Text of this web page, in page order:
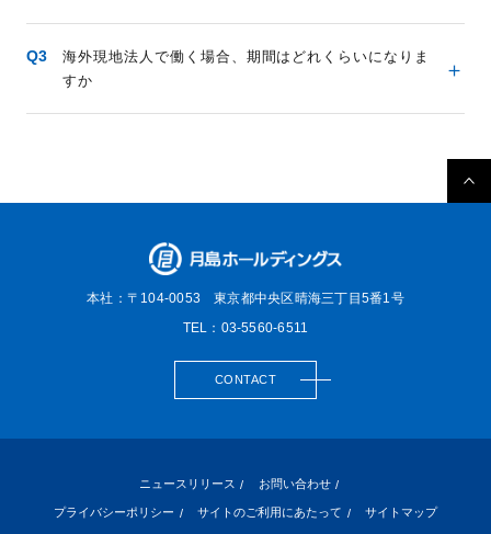
海外現地法人で働く場合、期間はどれくらいになりま
すか
本社：〒104-0053東京都中央区晴海三丁目5番1号
TEL：03-5560-6511
CONTACT
ニュースリリース お問い合わせ
プライバシーポリシー サイトのご利用にあたって サイトマップ